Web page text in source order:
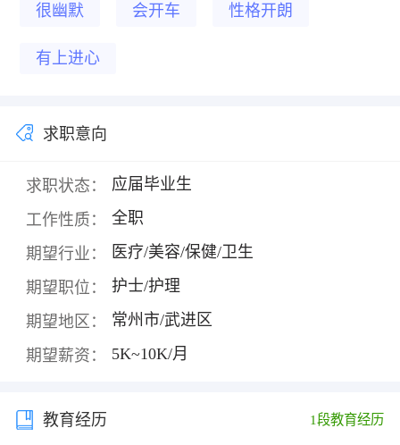
很幽默 会开车 性格开朗
有上进心
求职意向
求职状态：
应届毕业生
工作性质：
全职
期望行业：
医疗/美容/保健/卫生
期望职位：
护士/护理
期望地区：
常州市/武进区
期望薪资：
5K~10K/月
教育经历 1段教育经历